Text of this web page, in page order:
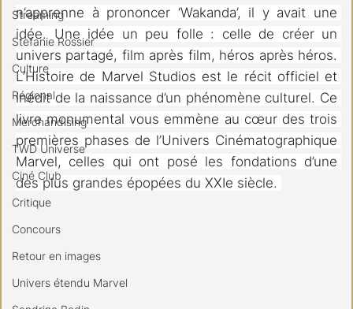
Streaming
Stefanie Rossier
Culture
Régional
Merchandising
TWD Universe
Ciné Club
Critique
Concours
Retour en images
Univers étendu Marvel
n’apprenne à prononcer ‘Wakanda’, il y avait une
idée. Une idée un peu folle : celle de créer un
univers partagé, film après film, héros après héros.
L’Histoire de Marvel Studios est le récit officiel et
inédit de la naissance d’un phénomène culturel. Ce
livre monumental vous emmène au cœur des trois
premières phases de l’Univers Cinématographique
Marvel, celles qui ont posé les fondations d’une
des plus grandes épopées du XXIe siècle.